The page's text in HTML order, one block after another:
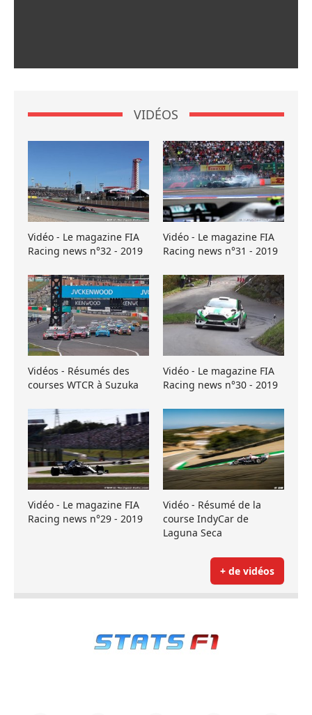
VIDÉOS
Vidéo - Le magazine FIA
Racing news n°32 - 2019
Vidéo - Le magazine FIA
Racing news n°31 - 2019
Vidéos - Résumés des
courses WTCR à Suzuka
Vidéo - Le magazine FIA
Racing news n°30 - 2019
Vidéo - Le magazine FIA
Racing news n°29 - 2019
Vidéo - Résumé de la
course IndyCar de
Laguna Seca
+ de vidéos